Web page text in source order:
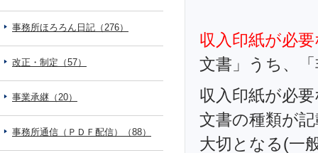
収入印紙が必
文書」うち、
収入印紙が必
文書の種類が
大切となる(一
事務所ほろろん日記（276）
改正・制定（57）
事業承継（20）
事務所通信（ＰＤＦ配信）（88）